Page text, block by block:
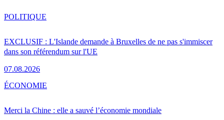
EXCLUSIF : L'Islande demande à Bruxelles de ne pas s'immiscer
dans son référendum sur l'UE
07.08.2026
POLITIQUE
Merci la Chine : elle a sauvé l’économie mondiale
ÉCONOMIE